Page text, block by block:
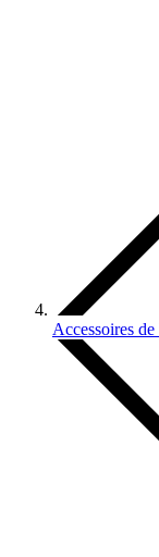
Accessoires de